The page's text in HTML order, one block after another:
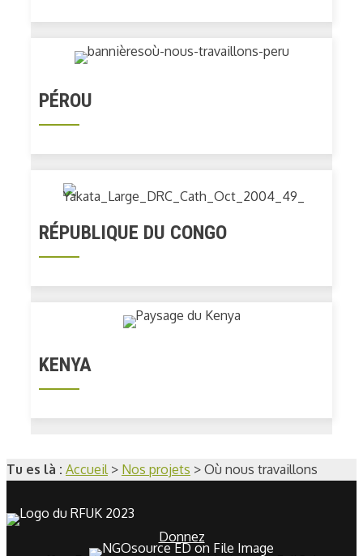
PÉROU
RÉPUBLIQUE DU CONGO
KENYA
Tu es là : Accueil> Nos projets > Où nous travaillons
Donnez